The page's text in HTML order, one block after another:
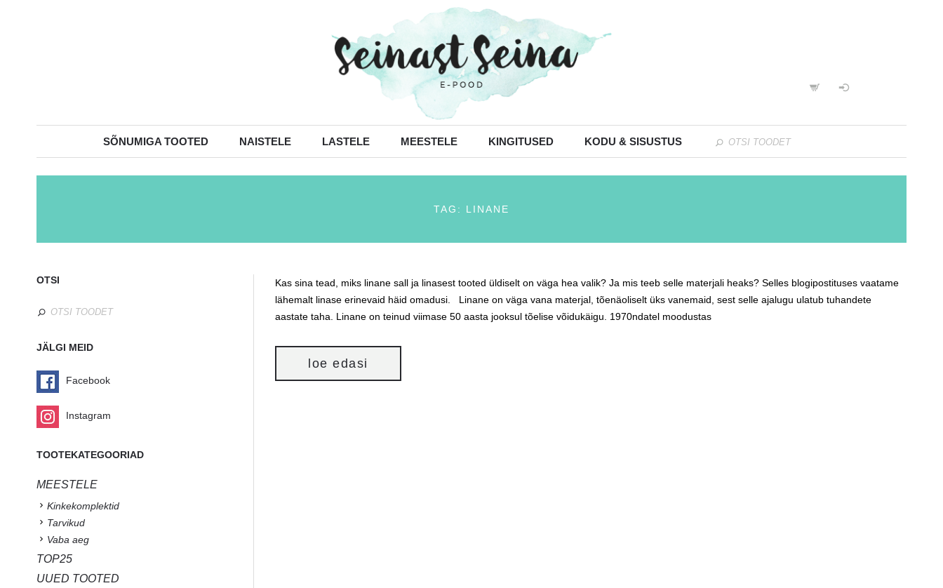
SÕNUMIGA TOOTED NAISTELE LASTELE MEESTELE KINGITUSED KODU & SISUSTUS
TAG: LINANE
Kas sina tead, miks linane sall ja linasest tooted üldiselt on väga hea valik? Ja mis teeb selle materjali heaks? Selles blogipostituses vaatame
lähemalt linase erinevaid häid omadusi. Linane on väga vana materjal, tõenäoliselt üks vanemaid, sest selle ajalugu ulatub tuhandete
aastate taha. Linane on teinud viimase 50 aasta jooksul tõelise võidukäigu. 1970ndatel moodustas
loe edasi
OTSI
JÄLGI MEID
Facebook
Instagram
TOOTEKATEGOORIAD
MEESTELE
Kinkekomplektid
Tarvikud
Vaba aeg
TOP25
UUED TOOTED